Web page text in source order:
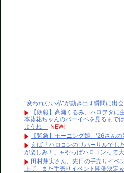
“変われない私”が動き出す瞬間に出会
【朗報】高瀬くるみ、ハロヲタ
本葵花ちゃんのバーイベを見るまで
ようね」
NEW!
【緊急】モーニング娘。'26さん
えば「ハロコンのリハーサルでし
が楽しみ！」←やっぱハロコンって
田村芽実さん、先日の手売りイベ
上げ また手売りイベント開催決定